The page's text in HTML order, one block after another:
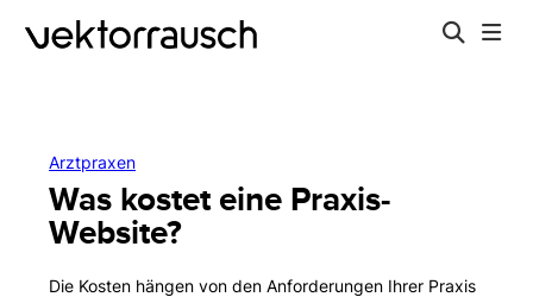
Arztpraxen
Was kostet eine Praxis-
Website?
Die Kosten hängen von den Anforderungen Ihrer Praxis